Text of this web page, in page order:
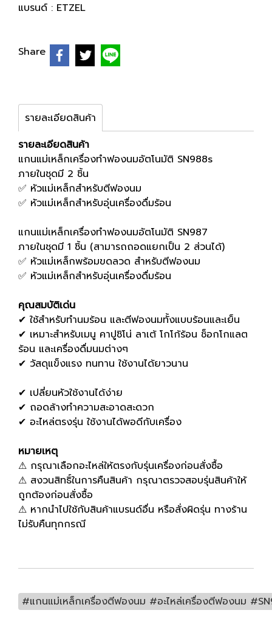
แบรนด์ : ETZEL
Share
รายละเอียดสินค้า
รายละเอียดสินค้า
แกนแม่เหล็กเครื่องทำฟองนมอัตโนมัติ SN988s
ภายในชุดมี 2 ชิ้น
✅ หัวแม่เหล็กสำหรับตีฟองนม
✅ หัวแม่เหล็กสำหรับอุ่นเครื่องดื่มร้อน
แกนแม่เหล็กเครื่องทำฟองนมอัตโนมัติ SN987
ภายในชุดมี 1 ชิ้น (สามารถถอดแยกเป็น 2 ส่วนได้)
✅ หัวแม่เหล็กพร้อมขดลวด สำหรับตีฟองนม
✅ หัวแม่เหล็กสำหรับอุ่นเครื่องดื่มร้อน
คุณสมบัติเด่น
✔ ใช้สำหรับทำนมร้อน และตีฟองนมทั้งแบบร้อนและเย็น
✔ เหมาะสำหรับเมนู คาปูชิโน่ ลาเต้ โกโก้ร้อน ช็อกโกแลต
ร้อน และเครื่องดื่มนมต่างๆ
✔ วัสดุแข็งแรง ทนทาน ใช้งานได้ยาวนาน
✔ เปลี่ยนหัวใช้งานได้ง่าย
✔ ถอดล้างทำความสะอาดสะดวก
✔ อะไหล่ตรงรุ่น ใช้งานได้พอดีกับเครื่อง
หมายเหตุ
⚠ กรุณาเลือกอะไหล่ให้ตรงกับรุ่นเครื่องก่อนสั่งซื้อ
⚠ สงวนสิทธิ์ในการคืนสินค้า กรุณาตรวจสอบรุ่นสินค้าให้
ถูกต้องก่อนสั่งซื้อ
⚠ หากนำไปใช้กับสินค้าแบรนด์อื่น หรือสั่งผิดรุ่น ทางร้าน
ไม่รับคืนทุกกรณี
#แกนแม่เหล็กเครื่องตีฟองนม #อะไหล่เครื่องตีฟองนม